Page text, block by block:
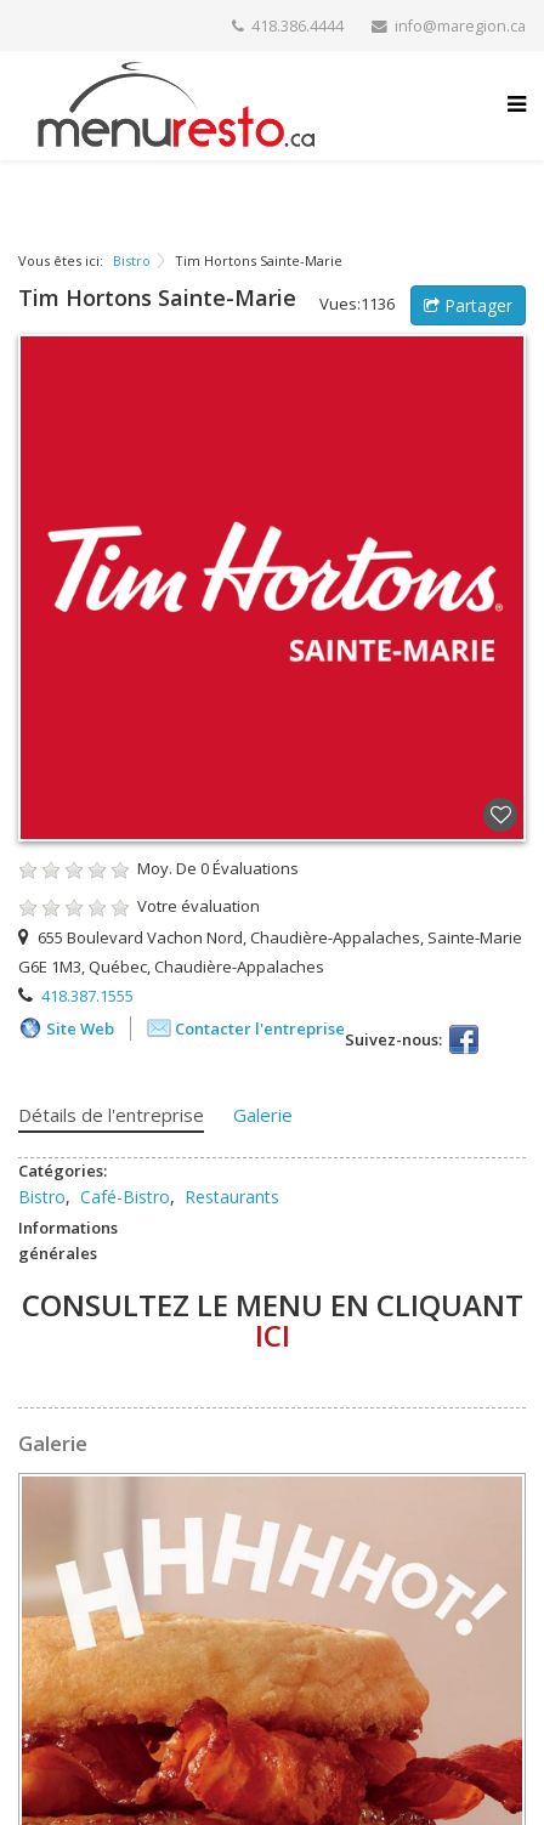
418.386.4444 info@maregion.ca
Vous êtes ici: Bistro Tim Hortons Sainte-Marie
Vues:1136 Partager
Tim Hortons Sainte-Marie
Moy. De 0Évaluations
Votre évaluation
655 Boulevard Vachon Nord, Chaudière-Appalaches, Sainte-Marie
G6E 1M3, Québec, Chaudière-Appalaches
418.387.1555
Site Web
Contacter l'entrepriseSuivez-nous:
Détails de l'entreprise Galerie
Catégories:
Bistro, Café-Bistro, Restaurants
Informations
générales
CONSULTEZ LE MENU EN CLIQUANT
ICI
Galerie